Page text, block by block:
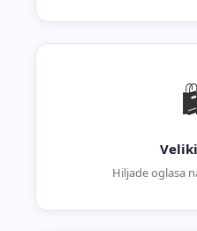
Hiljade oglasa